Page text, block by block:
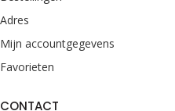
Adres
Mijn accountgegevens
Favorieten
CONTACT